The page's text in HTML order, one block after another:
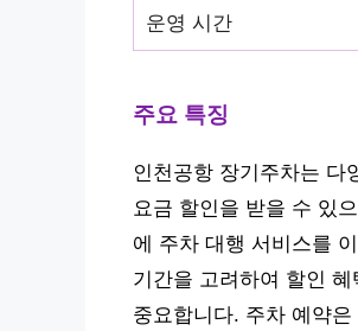
운영 시간
주요 특징
인천공항 장기주차는 다
요금 할인을 받을 수 있
에 주차 대행 서비스를
기간을 고려하여 할인
중요합니다. 주차 예약